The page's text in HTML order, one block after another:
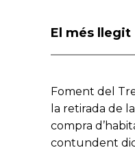
El més llegit
Foment del
la retirada de
compra
contundent